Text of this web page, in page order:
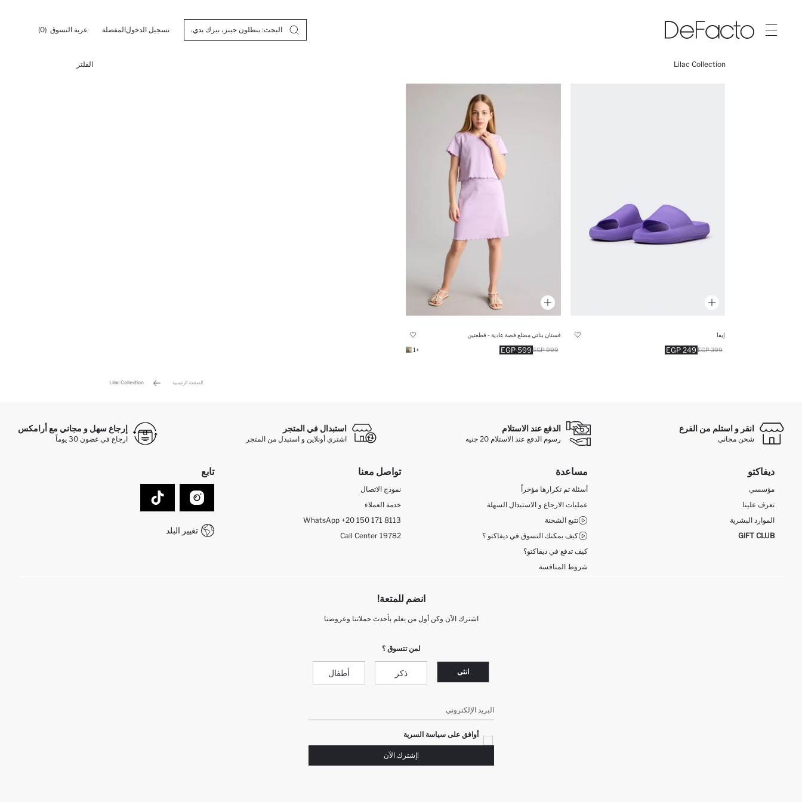
تسجيل الدخولالمفضلة عربة التسوق (0)
Lilac Collection الفلتر
إيفا
249 EGP 399 EGP
فستان بناتي مضلع قصة عادية - قطعتين
599 EGP 999 EGP
+1
الصفحة الرئيسية Lilac Collection
انقر و استلم من الفرع
شحن مجاني
الدفع عند الاستلام
رسوم الدفع عند الاستلام 20 جنيه
استبدال في المتجر
اشتري أونلاين و استبدل من المتجر
إرجاع سهل و مجاني مع أرامكس
ارجاع في غضون 30 يوماً
ديفاكتو
مؤسسي
تعرف علينا
الموارد البشرية
GIFT CLUB
مساعدة
أسئلة تم تكرارها مؤخراً
عمليات الارجاع و الاستبدال السهلة
تتبع الشحنة
كيف يمكنك التسوق في ديفاكتو ؟
كيف تدفع في ديفاكتو؟
شروط المنافسة
تواصل معنا
نموذج الاتصال
خدمة العملاء
WhatsApp +20 150 171 8113
Call Center 19782
تابع
تغيير البلد
انضم للمتعة!
اشترك الآن وكن أول من يعلم بأحدث حملاتنا وعروضنا
لمن تتسوق ؟
انثى ذكر أطفال
البريد الإلكتروني
أوافق على سياسة السرية
!إشترك الآن